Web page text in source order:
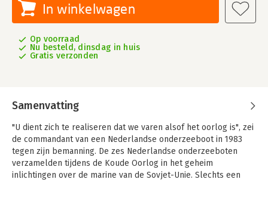
In winkelwagen
Op voorraad
Nu besteld, dinsdag in huis
Gratis verzonden
Samenvatting
"U dient zich te realiseren dat we varen alsof het oorlog is", zei
de commandant van een Nederlandse onderzeeboot in 1983
tegen zijn bemanning. De zes Nederlandse onderzeeboten
verzamelden tijdens de Koude Oorlog in het geheim
inlichtingen over de marine van de Sovjet-Unie. Slechts een